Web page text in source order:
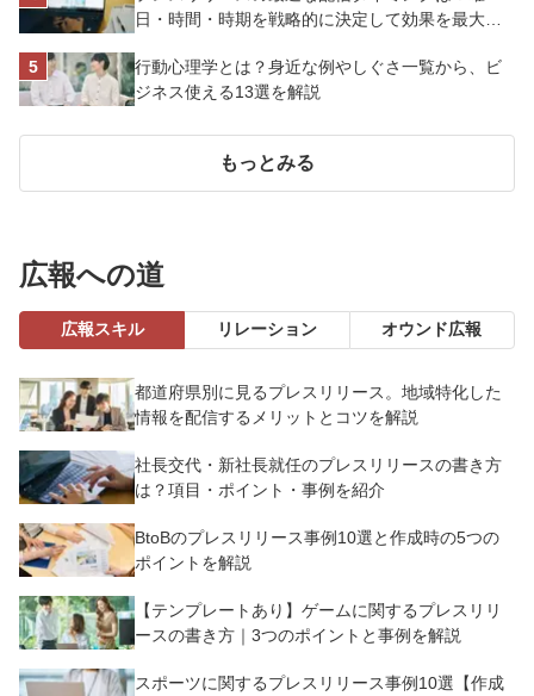
日・時間・時期を戦略的に決定して効果を最大化
行動心理学とは？身近な例やしぐさ一覧から、ビ
ジネス使える13選を解説
もっとみる
広報への道
広報スキル リレーション オウンド広報
都道府県別に見るプレスリリース。地域特化した
情報を配信するメリットとコツを解説
社長交代・新社長就任のプレスリリースの書き方
は？項目・ポイント・事例を紹介
BtoBのプレスリリース事例10選と作成時の5つの
ポイントを解説
【テンプレートあり】ゲームに関するプレスリリ
ースの書き方｜3つのポイントと事例を解説
スポーツに関するプレスリリース事例10選【作成